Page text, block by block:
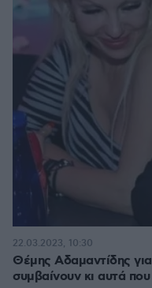
Θέμης Αδαμαντίδης
συμβαίνουν κι αυτά
22.03.2023, 10:30